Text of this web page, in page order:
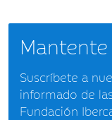
Suscríbete a
informado de
Fundación